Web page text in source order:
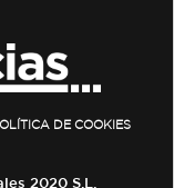
DE COOKIES
2020 S.L.